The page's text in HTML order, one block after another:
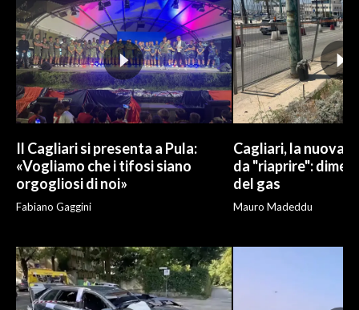
ABBONATI
ANNUNCI
NECROLOGI
PUBBLICITÀ
SPIAGGE
STORE
Il Cagliari si presenta a Pula:
«Vogliamo che i tifosi siano
orgogliosi di noi»
Fabiano Gaggini
Cagliari, la nuova
da "riaprire":
del gas
Mauro Madeddu